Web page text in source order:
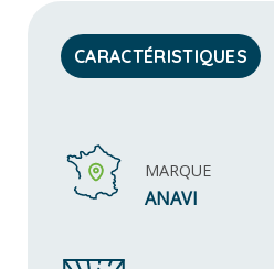
CARACTÉRISTIQUES
MARQUE
ANAVI